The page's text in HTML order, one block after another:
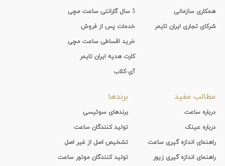
همکاری سازمانی
شرکای تجاری ایران تایمر
5 سال گارانتی ساعت مچی
خدمات پس از فروش
خرید اقساطی ساعت مچی
کارت هدیه ایران تایمر
آی-کلاب
مطالب مفید
درباره ساعت
درباره عینک
راهنمای اندازه گیری ساعت
راهنمای اندازه گیری زیور
برندها
برندهای سوئیسی
تولید کنندگان ساعت
تشخیص اصل از غیر اصل
تولید کنندگان موتور ساعت